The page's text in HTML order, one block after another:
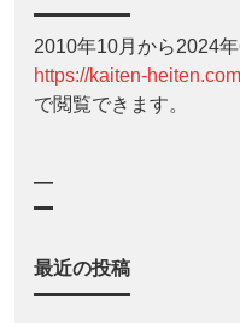
2010年10月から2024
https://kaiten-heiten.com
で閲覧できます。
—
最近の投稿